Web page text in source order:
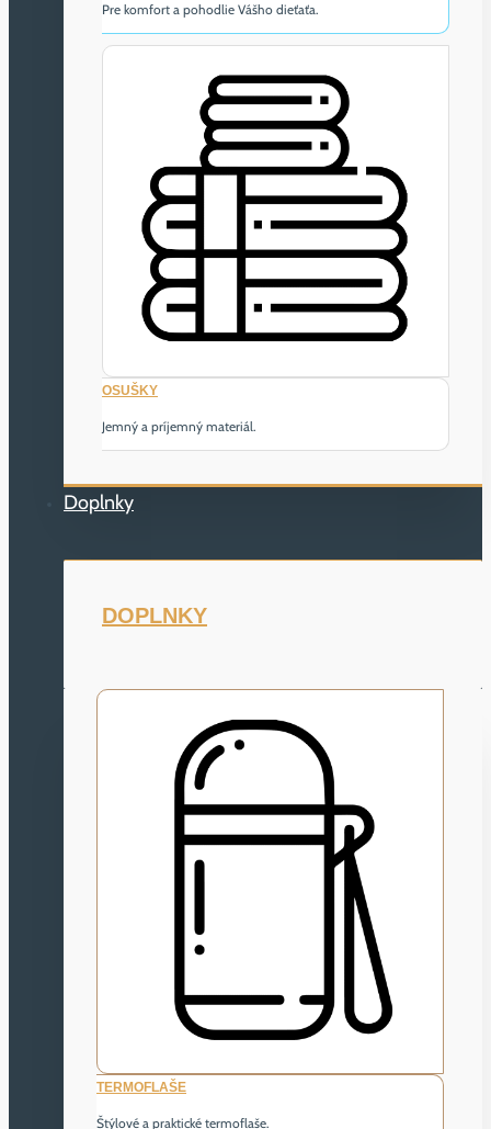
Pre komfort a pohodlie Vášho dieťaťa.
OSUŠKY
Jemný a príjemný materiál.
Doplnky
DOPLNKY
TERMOFLAŠE
Štýlové a praktické termoflaše.